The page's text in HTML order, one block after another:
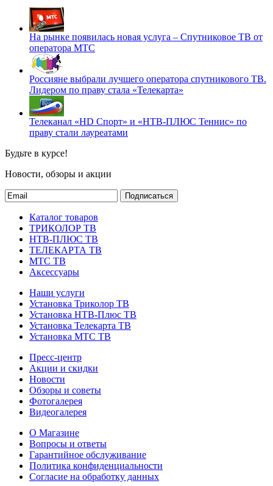
На рынке появилась новая услуга – Спутниковое ТВ от
оператора МТС
Россияне выбрали лучшего оператора спутникового ТВ.
Лидером по праву стала «Телекарта»
Телеканал «HD Спорт» и «НТВ-ПЛЮС Теннис» по
праву стали лауреатами
Будьте в курсе!
Новости, обзоры и акции
Подписаться
Каталог товаров
ТРИКОЛОР ТВ
НТВ-ПЛЮС ТВ
ТЕЛЕКАРТА ТВ
МТС ТВ
Аксессуары
Наши услуги
Установка Триколор ТВ
Установка НТВ-Плюс ТВ
Установка Телекарта ТВ
Установка МТС ТВ
Пресс-центр
Акции и скидки
Новости
Обзоры и советы
Фотогалерея
Видеогалерея
О Магазине
Вопросы и ответы
Гарантийное обслуживание
Политика конфиденциальности
Согласие на обработку данных